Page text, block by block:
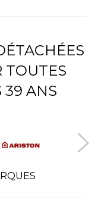
TOUTES
39 ANS